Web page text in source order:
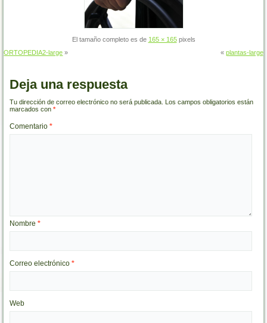
El tamaño completo es de 165 × 165pixels
ORTOPEDIA2-large » « plantas-large
Deja una respuesta
Tu dirección de correo electrónico no será publicada. Los campos obligatorios están
marcados con*
Comentario*
Nombre*
Correo electrónico*
Web